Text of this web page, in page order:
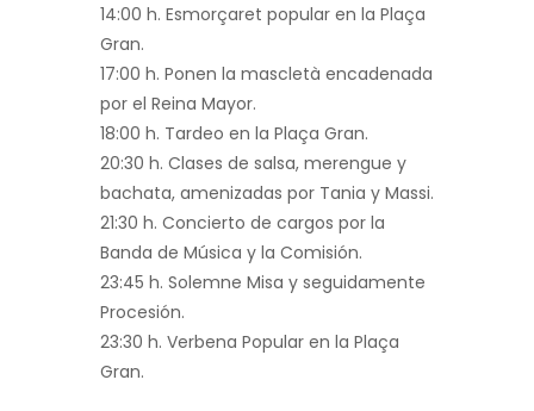
14:00 h. Esmorçaret popular en la Plaça
Gran.
17:00 h. Ponen la mascletà encadenada
por el Reina Mayor.
18:00 h. Tardeo en la Plaça Gran.
20:30 h. Clases de salsa, merengue y
bachata, amenizadas por Tania y Massi.
21:30 h. Concierto de cargos por la
Banda de Música y la Comisión.
23:45 h. Solemne Misa y seguidamente
Procesión.
23:30 h. Verbena Popular en la Plaça
Gran.